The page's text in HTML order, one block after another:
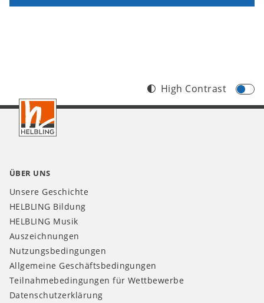
Footer
DE
High Contrast
ÜBER UNS
Unsere Geschichte
HELBLING Bildung
HELBLING Musik
Auszeichnungen
Nutzungsbedingungen
Allgemeine Geschäftsbedingungen
Teilnahmebedingungen für Wettbewerbe
Datenschutzerklärung